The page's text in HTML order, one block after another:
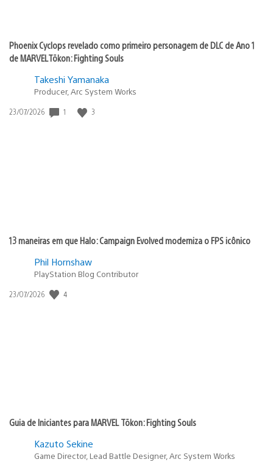
Phoenix Cyclops revelado como primeiro personagem de DLC de Ano 1
de MARVEL Tōkon: Fighting Souls
Takeshi Yamanaka
Producer, Arc System Works
Data
23/07/2026 1 3
13 maneiras em que Halo: Campaign Evolved moderniza o FPS icônico
Phil Hornshaw
PlayStation Blog Contributor
Data
23/07/2026 4
Guia de Iniciantes para MARVEL Tōkon: Fighting Souls
Kazuto Sekine
Game Director, Lead Battle Designer, Arc System Works